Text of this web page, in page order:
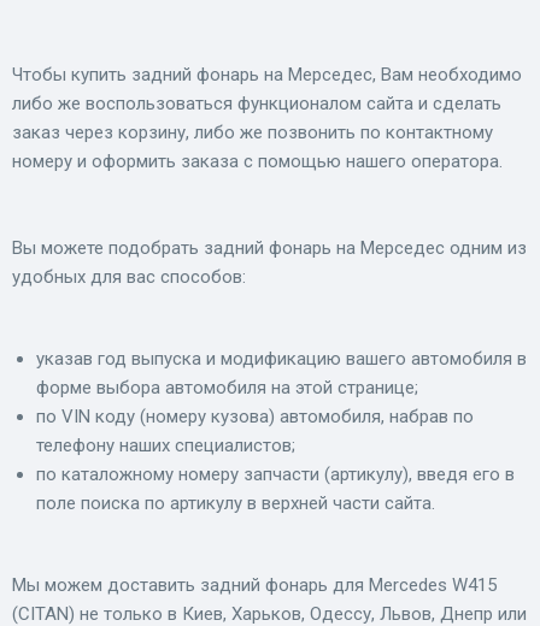
Чтобы купить задний фонарь на Мерседес, Вам необходимо
либо же воспользоваться функционалом сайта и сделать
заказ через корзину, либо же позвонить по контактному
номеру и оформить заказа с помощью нашего оператора.
Вы можете подобрать задний фонарь на Мерседес одним из
удобных для вас способов:
указав год выпуска и модификацию вашего автомобиля в
форме выбора автомобиля на этой странице;
по VIN коду (номеру кузова) автомобиля, набрав по
телефону наших специалистов;
по каталожному номеру запчасти (артикулу), введя его в
поле поиска по артикулу в верхней части сайта.
Мы можем доставить задний фонарь для Mercedes W415
(CITAN) не только в Киев, Харьков, Одессу, Львов, Днепр или